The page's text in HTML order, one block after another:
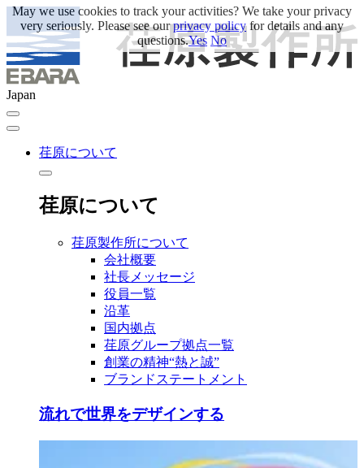
Japan
荏原について
荏原について
荏原製作所について
会社概要
社長メッセージ
役員一覧
沿革
国内拠点
荏原グループ拠点一覧
創業の精神“熱と誠”
ブランドステートメント
流れで世界をデザインする
May we use cookies to track your activities? We take your privacy
very seriously. Please see ourprivacy policyfor details and any
questions.Yes No